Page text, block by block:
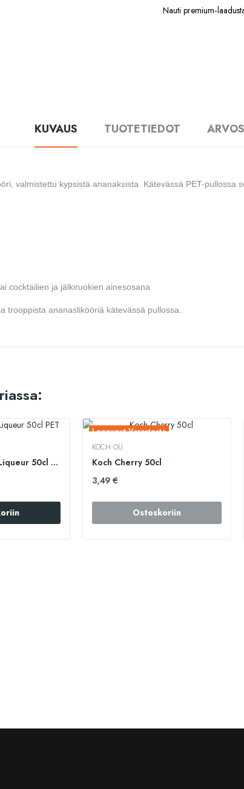
Nauti
KUVAUS TUOTETIEDOT
valmistettu kypsistä ananaksista. Kätevässä PET-pullossa
cocktailien ja jälkiruokien ainesosana
trooppista ananaslikööriä kätevässä pullossa.
Koch Raspberry Liqueur 50cl PET
Loppunut Varastosta
KOCH OÜ
Koch Cherry 50cl
3,49 €
Ostoskoriin